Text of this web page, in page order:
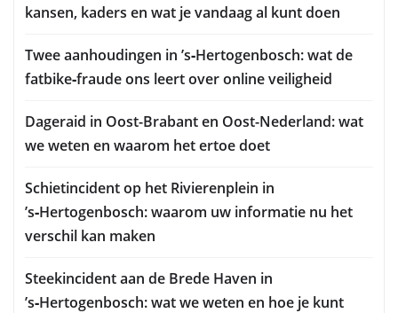
kansen, kaders en wat je vandaag al kunt doen
Twee aanhoudingen in ’s‑Hertogenbosch: wat de
fatbike‑fraude ons leert over online veiligheid
Dageraid in Oost-Brabant en Oost-Nederland: wat
we weten en waarom het ertoe doet
Schietincident op het Rivierenplein in
’s‑Hertogenbosch: waarom uw informatie nu het
verschil kan maken
Steekincident aan de Brede Haven in
’s‑Hertogenbosch: wat we weten en hoe je kunt